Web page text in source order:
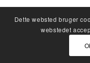
Dette websted bruger
webstedet